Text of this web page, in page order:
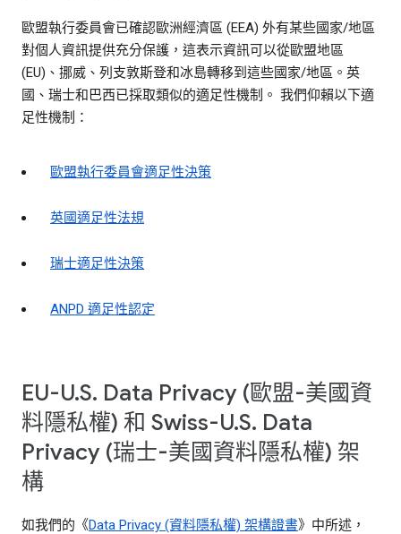
歐盟執行委員會已確認歐洲經濟區 (EEA) 外有某些國家/地區
對個人資訊提供充分保護，這表示資訊可以從歐盟地區
(EU)、挪威、列支敦斯登和冰島轉移到這些國家/地區。英
國、瑞士和巴西已採取類似的適足性機制。 我們仰賴以下適
足性機制：
歐盟執行委員會適足性決策
英國適足性法規
瑞士適足性決策
ANPD 適足性認定
EU-U.S. Data Privacy (歐盟-美國資
料隱私權) 和 Swiss-U.S. Data
Privacy (瑞士-美國資料隱私權) 架
構
如我們的《Data Privacy (資料隱私權) 架構證書》中所述，